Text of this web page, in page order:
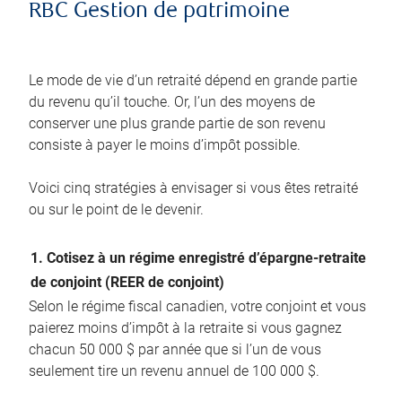
RBC Gestion de patrimoine
Le mode de vie d’un retraité dépend en grande partie
du revenu qu’il touche. Or, l’un des moyens de
conserver une plus grande partie de son revenu
consiste à payer le moins d’impôt possible.
Voici cinq stratégies à envisager si vous êtes retraité
ou sur le point de le devenir.
1. Cotisez à un régime enregistré d’épargne-retraite
de conjoint (REER de conjoint)
Selon le régime fiscal canadien, votre conjoint et vous
paierez moins d’impôt à la retraite si vous gagnez
chacun 50 000 $ par année que si l’un de vous
seulement tire un revenu annuel de 100 000 $.